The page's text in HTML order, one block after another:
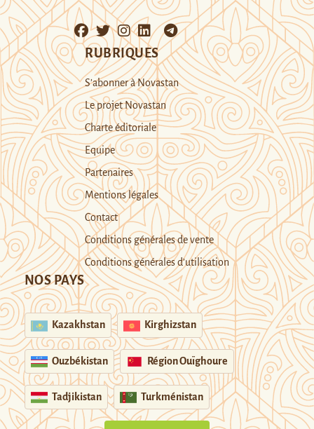
RUBRIQUES
S’abonner à Novastan
Le projet Novastan
Charte éditoriale
Equipe
Partenaires
Mentions légales
Contact
Conditions générales de vente
Conditions générales d’utilisation
NOS PAYS
Kazakhstan Kirghizstan
Ouzbékistan Région Ouïghoure
Tadjikistan Turkménistan